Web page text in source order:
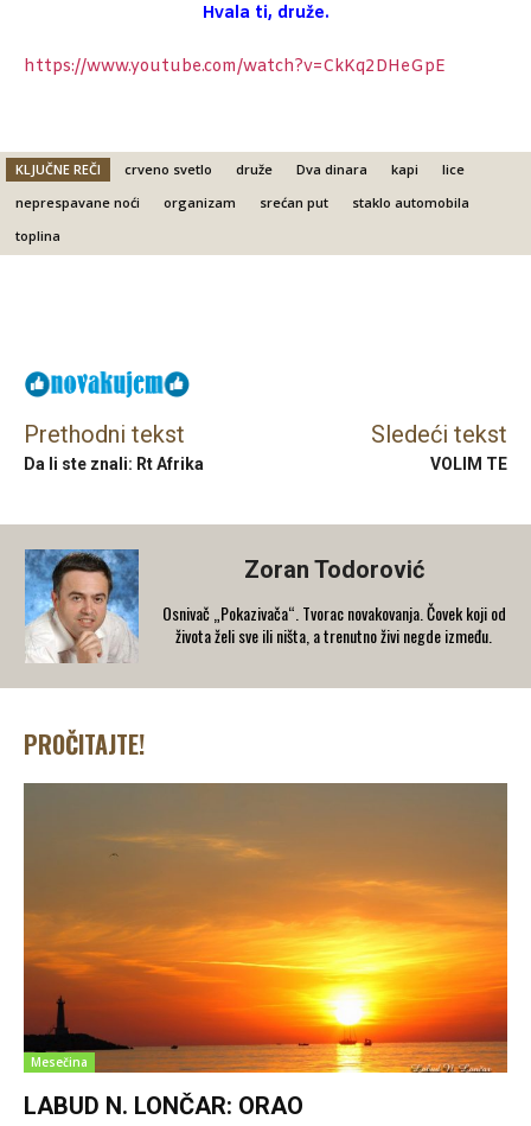
Hvala ti, druže.
https://www.youtube.com/watch?v=CkKq2DHeGpE
KLJUČNE REČI crveno svetlo druže Dva dinara kapi
lice
neprespavane noći
organizam srećan put
staklo automobila
toplina
Prethodni tekst
Da li ste znali: Rt Afrika
Sledeći tekst
VOLIM TE
Zoran Todorović
Osnivač „Pokazivača“. Tvorac novakovanja. Čovek koji od
života želi sve ili ništa, a trenutno živi negde između.
PROČITAJTE!
Mesečina
LABUD N. LONČAR: ORAO